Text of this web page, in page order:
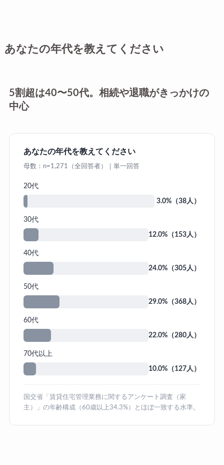
あなたの年代を教えてください
5割超は40〜50代。相続や退職がきっかけの
中心
あなたの年代を教えてください
母数：n=1,271（全回答者）｜単一回答
20代
3.0%（38人）
30代
12.0%（153人）
40代
24.0%（305人）
50代
29.0%（368人）
60代
22.0%（280人）
70代以上
10.0%（127人）
国交省「賃貸住宅管理業務に関するアンケート調査（家
主）」の年齢構成（60歳以上34.3%）とほぼ一致する水準。